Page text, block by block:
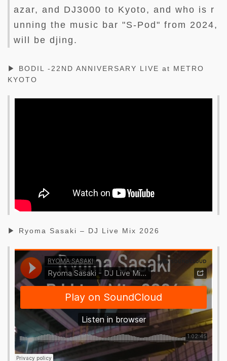
azar, and DJ3000 to Kyoto, and who is r
unning the music bar "S-Pod" from 2024,
will be djing.
▶ BODIL -22ND ANNIVERSARY LIVE at METRO
KYOTO
▶ Ryoma Sasaki – DJ Live Mix 2026